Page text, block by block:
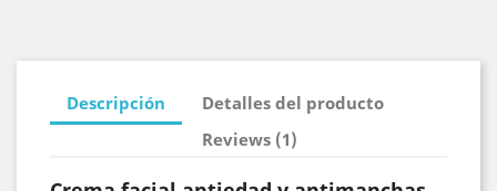
Descripción
Detalles del producto
Reviews (1)